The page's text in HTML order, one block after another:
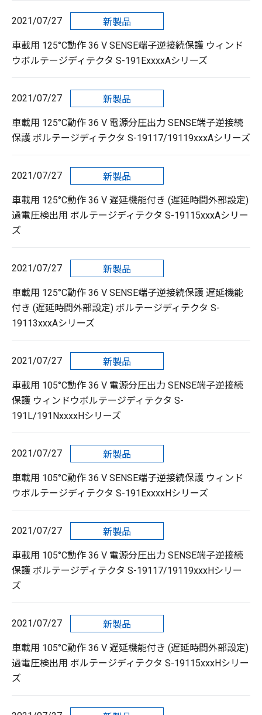
2021/07/27 新製品
車載用 125°C動作 36 V SENSE端子逆接続保護 ウィンド
ウボルテージディテクタ S-191ExxxxAシリーズ
2021/07/27 新製品
車載用 125°C動作 36 V 電源分圧出力 SENSE端子逆接続
保護 ボルテージディテクタ S-19117/19119xxxAシリーズ
2021/07/27 新製品
車載用 125°C動作 36 V 遅延機能付き (遅延時間外部設定)
過電圧検出用 ボルテージディテクタ S-19115xxxAシリー
ズ
2021/07/27 新製品
車載用 125°C動作 36 V SENSE端子逆接続保護 遅延機能
付き (遅延時間外部設定) ボルテージディテクタ S-
19113xxxAシリーズ
2021/07/27 新製品
車載用 105°C動作 36 V 電源分圧出力 SENSE端子逆接続
保護 ウィンドウボルテージディテクタ S-
191L/191NxxxxHシリーズ
2021/07/27 新製品
車載用 105°C動作 36 V SENSE端子逆接続保護 ウィンド
ウボルテージディテクタ S-191ExxxxHシリーズ
2021/07/27 新製品
車載用 105°C動作 36 V 電源分圧出力 SENSE端子逆接続
保護 ボルテージディテクタ S-19117/19119xxxHシリー
ズ
2021/07/27 新製品
車載用 105°C動作 36 V 遅延機能付き (遅延時間外部設定)
過電圧検出用 ボルテージディテクタ S-19115xxxHシリー
ズ